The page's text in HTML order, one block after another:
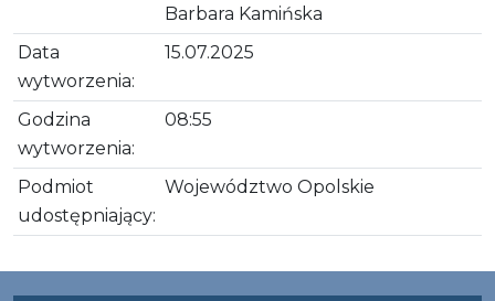
Barbara Kamińska
Data
wytworzenia:
15.07.2025
Godzina
wytworzenia:
08:55
Podmiot
udostępniający:
Województwo Opolskie